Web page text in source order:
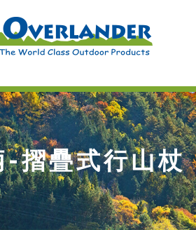
-摺疊式行山杖